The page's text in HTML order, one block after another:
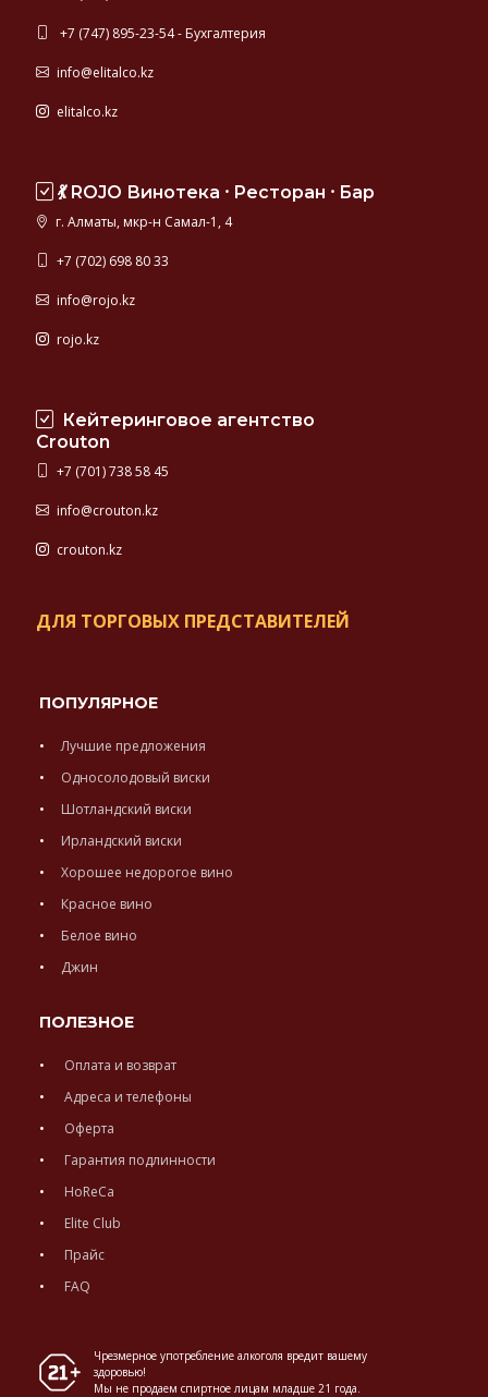
+7 (747) 895-23-54 - Бухгалтерия
info@elitalco.kz
elitalco.kz
💃 ROJO Винотека ⸱ Ресторан ⸱ Бар
г. Алматы, мкр-н Самал-1, 4
+7 (702) 698 80 33
info@rojo.kz
rojo.kz
Кейтеринговое агентство
Crouton
+7 (701) 738 58 45
info@crouton.kz
crouton.kz
ДЛЯ ТОРГОВЫХ ПРЕДСТАВИТЕЛЕЙ
ПОПУЛЯРНОЕ
Лучшие предложения
Односолодовый виски
Шотландский виски
Ирландский виски
Хорошее недорогое вино
Красное вино
Белое вино
Джин
ПОЛЕЗНОЕ
Оплата и возврат
Адреса и телефоны
Оферта
Гарантия подлинности
HoReCa
Elite Club
Прайс
FAQ
Чрезмерное употребление алкоголя вредит вашему
здоровью!
Мы не продаем спиртное лицам младше 21 года.